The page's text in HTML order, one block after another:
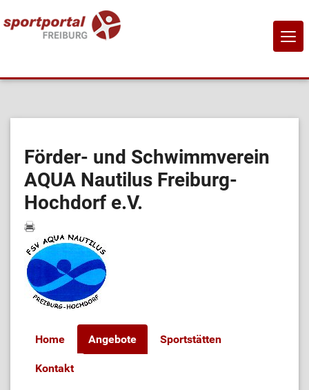
Sportanbietende
Sportstätten
Job-Börse
Kontakt
Förder- und Schwimmverein
AQUA Nautilus Freiburg-
Hochdorf e.V.
Home Angebote Sportstätten
Kontakt